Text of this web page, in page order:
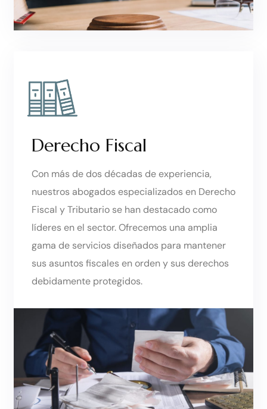
Derecho Fiscal
Con más de dos décadas de experiencia,
nuestros abogados especializados en Derecho
Fiscal y Tributario se han destacado como
líderes en el sector. Ofrecemos una amplia
gama de servicios diseñados para mantener
sus asuntos fiscales en orden y sus derechos
debidamente protegidos.